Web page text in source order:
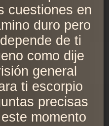
cuestiones en
duro pero
de ti
como dije
general
ti escorpio
precisas
momento